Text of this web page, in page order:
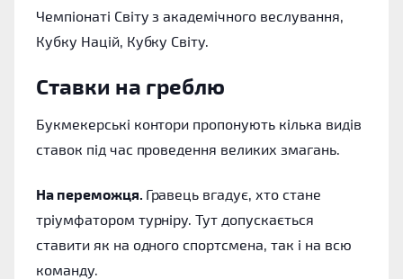
Чемпіонаті Світу з академічного веслування,
Кубку Націй, Кубку Світу.
Ставки на греблю
Букмекерські контори пропонують кілька видів
ставок під час проведення великих змагань.
На переможця. Гравець вгадує, хто стане
тріумфатором турніру. Тут допускається
ставити як на одного спортсмена, так і на всю
команду.